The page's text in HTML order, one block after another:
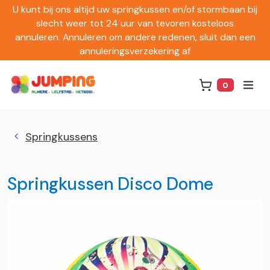
U kunt bij ons altijd uw springkussen en/of stormbaan bij
slecht weer tot 24 uur van tevoren kosteloos
annuleren. Annuleren om andere redenen, sluit dan een
annuleringsverzekering af
0
Springkussens
Springkussen Disco Dome